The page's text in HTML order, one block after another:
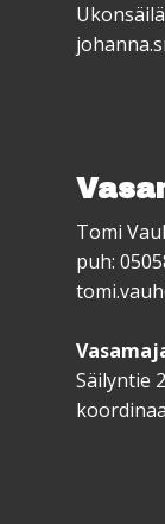
Tomi
puh:
Säilyntie